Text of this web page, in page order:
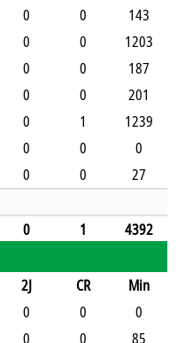
0 0
143
0 0
1203
0 0
187
0 0
201
0 1
1239
0 0
0
0 0
27
0 1 4392
2J CR
Min
0 0
0
0 0 85